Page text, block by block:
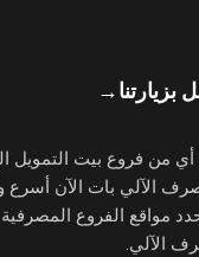
بزيارتنا→
من فروع بيت التمويل
الآلي بات الآن
مواقع الفروع المصرفية
الآلي.